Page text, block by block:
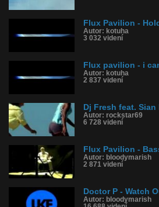
Flux Pavilion -
Autor: kotuha
3 032 videní
Flux pavilion - i
Autor: kotuha
2 837 videní
Dj Fresh feat.
Autor: rockstar69
6 728 videní
Flux Pavilion -
Autor: bloodymarish
2 871 videní
Doctor P - Watch
Autor: bloodymarish